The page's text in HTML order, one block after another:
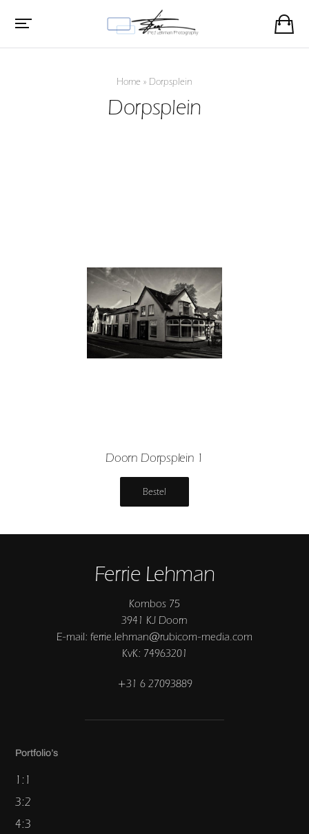
Home » Dorpsplein
Dorpsplein
Doorn Dorpsplein 1
Bestel
Ferrie Lehman
Kombos 75
3941 KJ Doorn
E-mail: ferrie.lehman@rubicom-media.com
KvK: 74963201
+31 6 27093889
Portfolio’s
1:1
3:2
4:3